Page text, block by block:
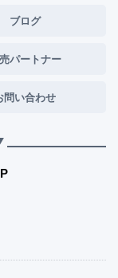
ブログ
パートナー
問い合わせ